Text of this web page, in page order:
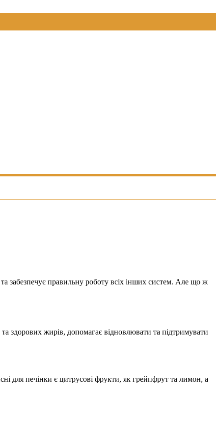
забезпечує правильну роботу всіх інших систем. Але що ж
здорових жирів, допомагає відновлювати та підтримувати
для печінки є цитрусові фрукти, як грейпфрут та лимон, а